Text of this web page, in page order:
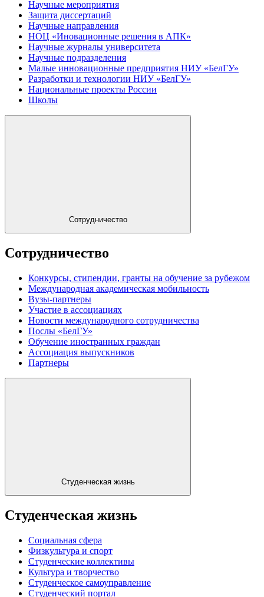
Научные мероприятия
Защита диссертаций
Научные направления
НОЦ «Иновационные решения в АПК»
Научные журналы университета
Научные подразделения
Малые инновационные предприятия НИУ «БелГУ»
Разработки и технологии НИУ «БелГУ»
Национальные проекты России
Школы
Сотрудничество
Сотрудничество
Конкурсы, стипендии, гранты на обучение за рубежом
Международная академическая мобильность
Вузы-партнеры
Участие в ассоциациях
Новости международного сотрудничества
Послы «БелГУ»
Обучение иностранных граждан
Ассоциация выпускников
Партнеры
Студенческая жизнь
Студенческая жизнь
Социальная сфера
Физкультура и спорт
Студенческие коллективы
Культура и творчество
Студенческое самоуправление
Студенческий портал